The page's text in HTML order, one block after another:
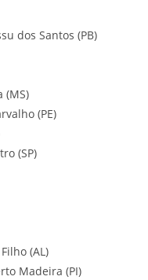
dos Santos (PB)
(MS)
(PE)
(SP)
(AL)
Madeira (PI)